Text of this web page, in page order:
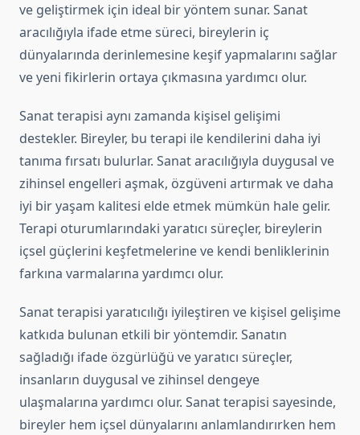
ve geliştirmek için ideal bir yöntem sunar. Sanat
aracılığıyla ifade etme süreci, bireylerin iç
dünyalarında derinlemesine keşif yapmalarını sağlar
ve yeni fikirlerin ortaya çıkmasına yardımcı olur.
Sanat terapisi aynı zamanda kişisel gelişimi
destekler. Bireyler, bu terapi ile kendilerini daha iyi
tanıma fırsatı bulurlar. Sanat aracılığıyla duygusal ve
zihinsel engelleri aşmak, özgüveni artırmak ve daha
iyi bir yaşam kalitesi elde etmek mümkün hale gelir.
Terapi oturumlarındaki yaratıcı süreçler, bireylerin
içsel güçlerini keşfetmelerine ve kendi benliklerinin
farkına varmalarına yardımcı olur.
Sanat terapisi yaratıcılığı iyileştiren ve kişisel gelişime
katkıda bulunan etkili bir yöntemdir. Sanatın
sağladığı ifade özgürlüğü ve yaratıcı süreçler,
insanların duygusal ve zihinsel dengeye
ulaşmalarına yardımcı olur. Sanat terapisi sayesinde,
bireyler hem içsel dünyalarını anlamlandırırken hem